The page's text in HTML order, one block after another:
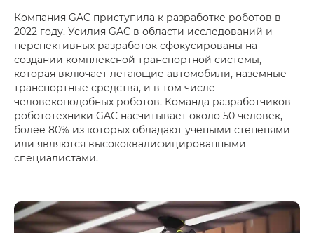
Компания GAC приступила к разработке роботов в
2022 году. Усилия GAC в области исследований и
перспективных разработок сфокусированы на
создании комплексной транспортной системы,
которая включает летающие автомобили, наземные
транспортные средства, и в том числе
человекоподобных роботов. Команда разработчиков
робототехники GAC насчитывает около 50 человек,
более 80% из которых обладают учеными степенями
или являются высококвалифицированными
специалистами.